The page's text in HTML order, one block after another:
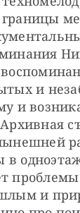
и
и
и